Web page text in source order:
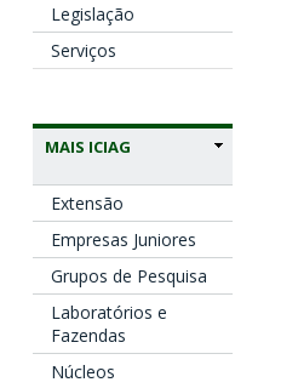
Legislação
Serviços
MAIS ICIAG
Extensão
Empresas Juniores
Grupos de Pesquisa
Laboratórios e
Fazendas
Núcleos